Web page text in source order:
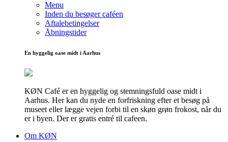
Menu
Inden du besøger caféen
Aftalebetingelser
Åbningstider
En hyggelig oase midt i Aarhus
KØN Café er en hyggelig og stemningsfuld oase midt i
Aarhus. Her kan du nyde en forfriskning efter et besøg på
museet eller lægge vejen forbi til en skøn grøn frokost, når du
er i byen. Der er gratis entré til cafeen.
Om KØN